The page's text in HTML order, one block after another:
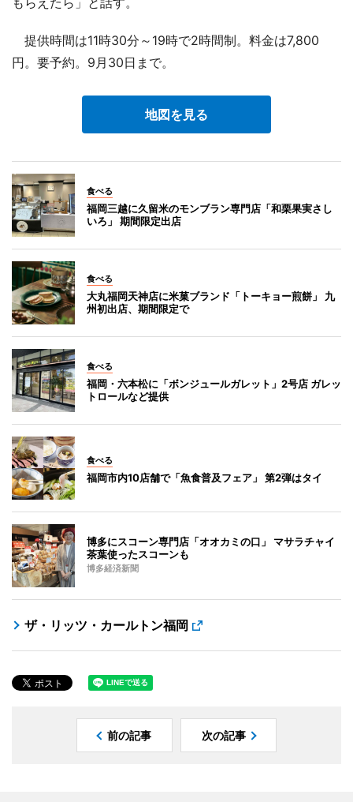
提供時間は11時30分～19時で2時間制。料金は7,800
円。要予約。9月30日まで。
地図を見る
食べる
福岡三越に久留米のモンブラン専門店「和栗果実さし
いろ」 期間限定出店
食べる
大丸福岡天神店に米菓ブランド「トーキョー煎餅」 九
州初出店、期間限定で
食べる
福岡・六本松に「ボンジュールガレット」2号店 ガレッ
トロールなど提供
食べる
福岡市内10店舗で「魚食普及フェア」 第2弾はタイ
博多にスコーン専門店「オオカミの口」 マサラチャイ
茶葉使ったスコーンも
博多経済新聞
ザ・リッツ・カールトン福岡
前の記事 次の記事